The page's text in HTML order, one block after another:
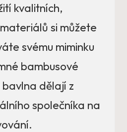
kvalitních,
si můžete
svému miminku
bambusové
dělají z
společníka na